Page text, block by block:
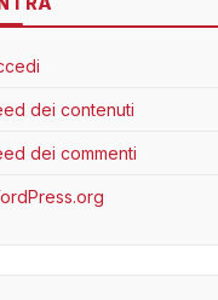
dei contenuti
dei commenti